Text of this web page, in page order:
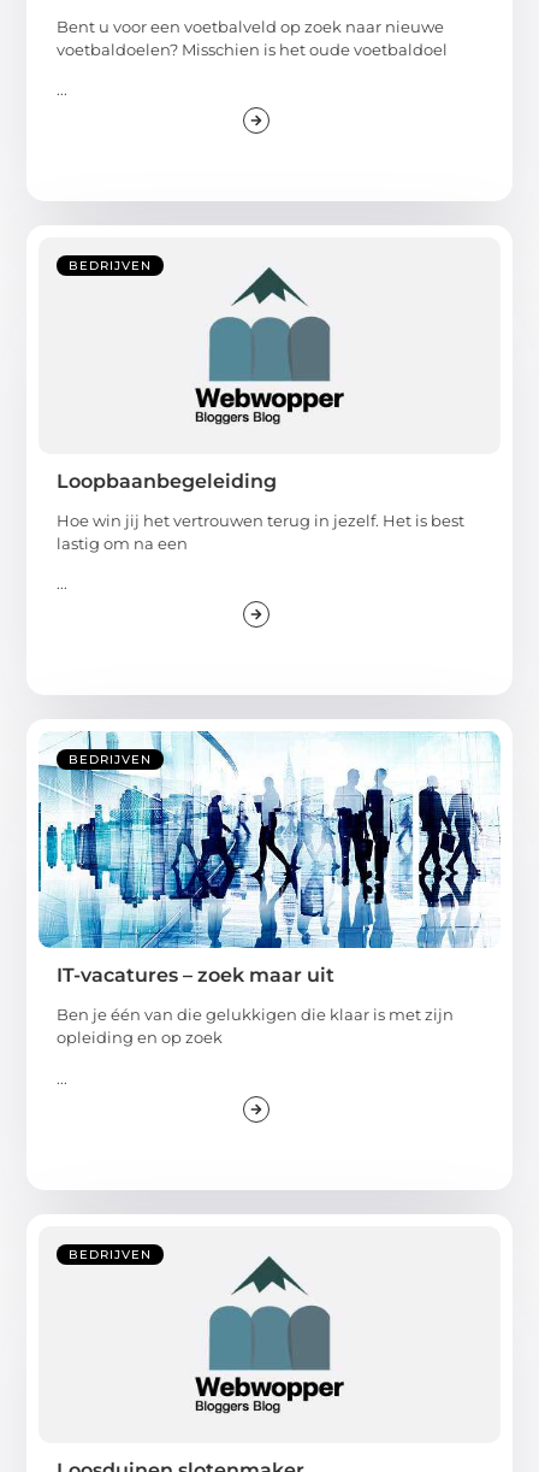
Bent u voor een voetbalveld op zoek naar nieuwe
voetbaldoelen? Misschien is het oude voetbaldoel
...
BEDRIJVEN
Loopbaanbegeleiding
Hoe win jij het vertrouwen terug in jezelf. Het is best
lastig om na een
...
BEDRIJVEN
IT-vacatures – zoek maar uit
Ben je één van die gelukkigen die klaar is met zijn
opleiding en op zoek
...
BEDRIJVEN